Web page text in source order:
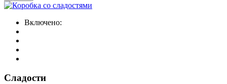
Включено:
Сладости